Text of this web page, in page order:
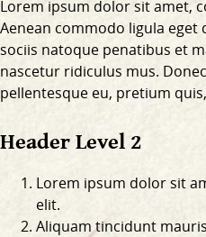
Lorem ipsum dolor sit amet,
Aenean commodo ligula eget
sociis natoque penatibus et
nascetur ridiculus mus.
pellentesque eu, pretium
Header Level 2
Lorem ipsum dolor sit
elit.
Aliquam tincidunt